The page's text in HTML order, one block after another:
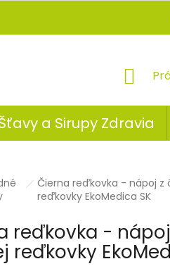
a Sirupy Zdravia
Čierna reďkovka - nápoj z
reďkovky EkoMedica SK
reďkovka -
reďkovky